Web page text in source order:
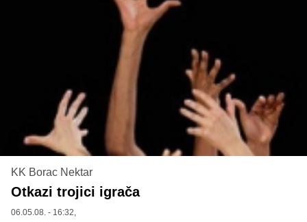
KK Borac Nektar
Otkazi trojici igrača
06.05.08. - 16:32,